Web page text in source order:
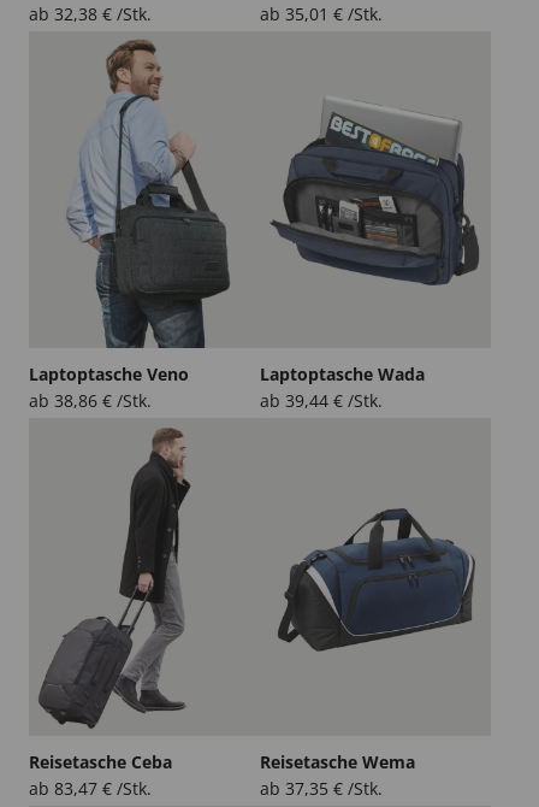
ab 32,38 € /Stk.
ab 35,01 € /Stk.
Laptoptasche Veno
ab 38,86 € /Stk.
Laptoptasche Wada
ab 39,44 € /Stk.
Reisetasche Ceba
ab 83,47 € /Stk.
Reisetasche Wema
ab 37,35 € /Stk.